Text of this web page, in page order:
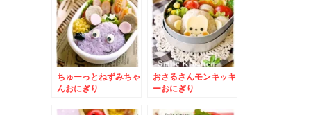
ちゅーっとねずみちゃ
んおにぎり
おさるさんモンキッキ
ーおにぎり